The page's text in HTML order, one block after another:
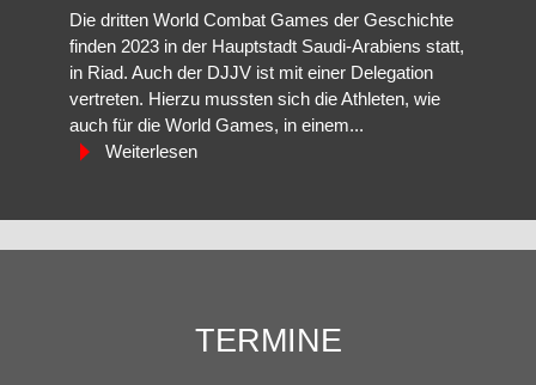
Die dritten World Combat Games der Geschichte
finden 2023 in der Hauptstadt Saudi-Arabiens statt,
in Riad. Auch der DJJV ist mit einer Delegation
vertreten. Hierzu mussten sich die Athleten, wie
auch für die World Games, in einem...
Weiterlesen
TERMINE